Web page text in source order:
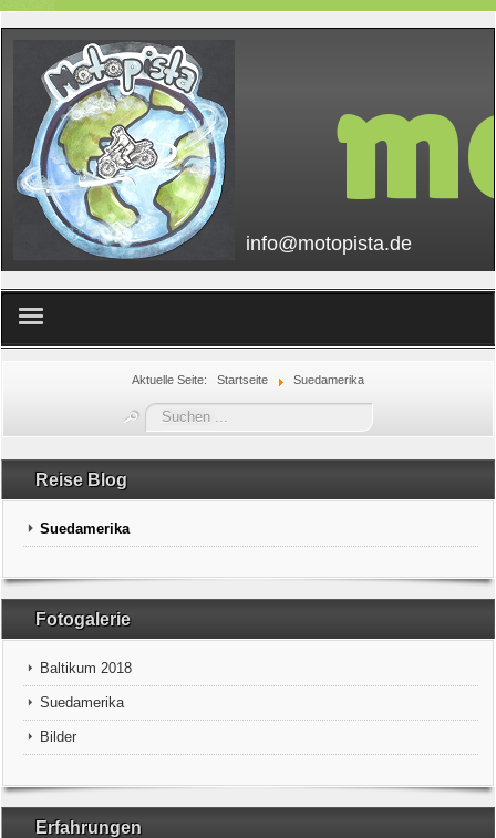
info@motopista.de
Aktuelle Seite: Startseite Suedamerika
Suchen
...
Reise Blog
Suedamerika
Fotogalerie
Baltikum 2018
Suedamerika
Bilder
Erfahrungen